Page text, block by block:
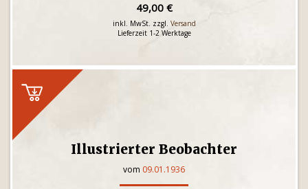
49,00 €
inkl. MwSt. zzgl. Versand
Lieferzeit 1-2 Werktage
Illustrierter Beobachter
vom 09.01.1936